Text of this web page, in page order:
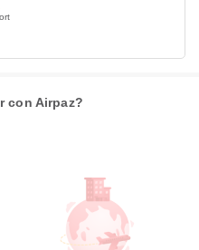
con Airpaz?